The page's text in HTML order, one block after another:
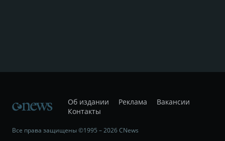
Об издании Реклама
Вакансии
Контакты
Все права защищены ©1995 – 2026 CNews